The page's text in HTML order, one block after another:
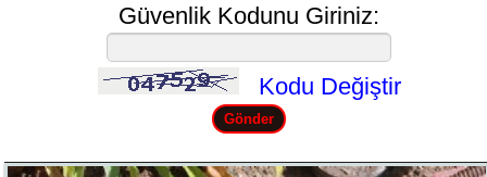
Güvenlik Kodunu Giriniz:
Kodu Değiştir